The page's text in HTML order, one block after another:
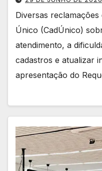
Diversas
Único (CadÚnico)
atendimento, a
cadastros e atualizar
apresentação do